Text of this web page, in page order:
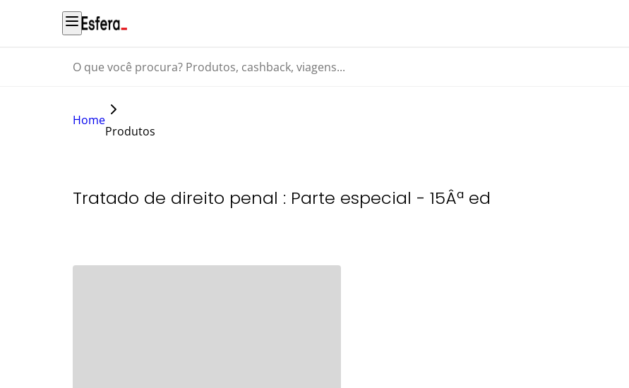
O que você procura? Produtos, cashback, viagens...
Home
Produtos
Tratado de direito penal : Parte especial - 15Âª ed